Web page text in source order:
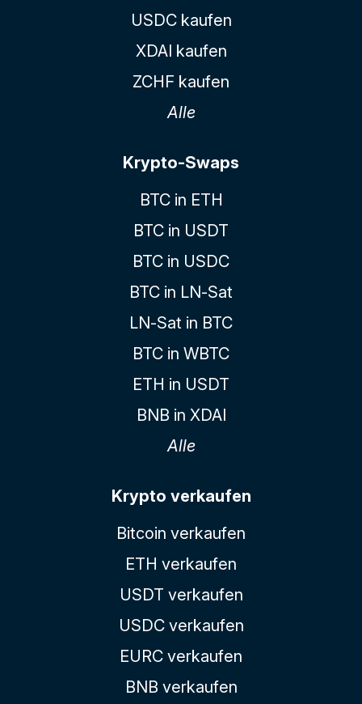
USDC kaufen
XDAI kaufen
ZCHF kaufen
Alle
Krypto-Swaps
BTC in ETH
BTC in USDT
BTC in USDC
BTC in LN-Sat
LN-Sat in BTC
BTC in WBTC
ETH in USDT
BNB in XDAI
Alle
Krypto verkaufen
Bitcoin verkaufen
ETH verkaufen
USDT verkaufen
USDC verkaufen
EURC verkaufen
BNB verkaufen